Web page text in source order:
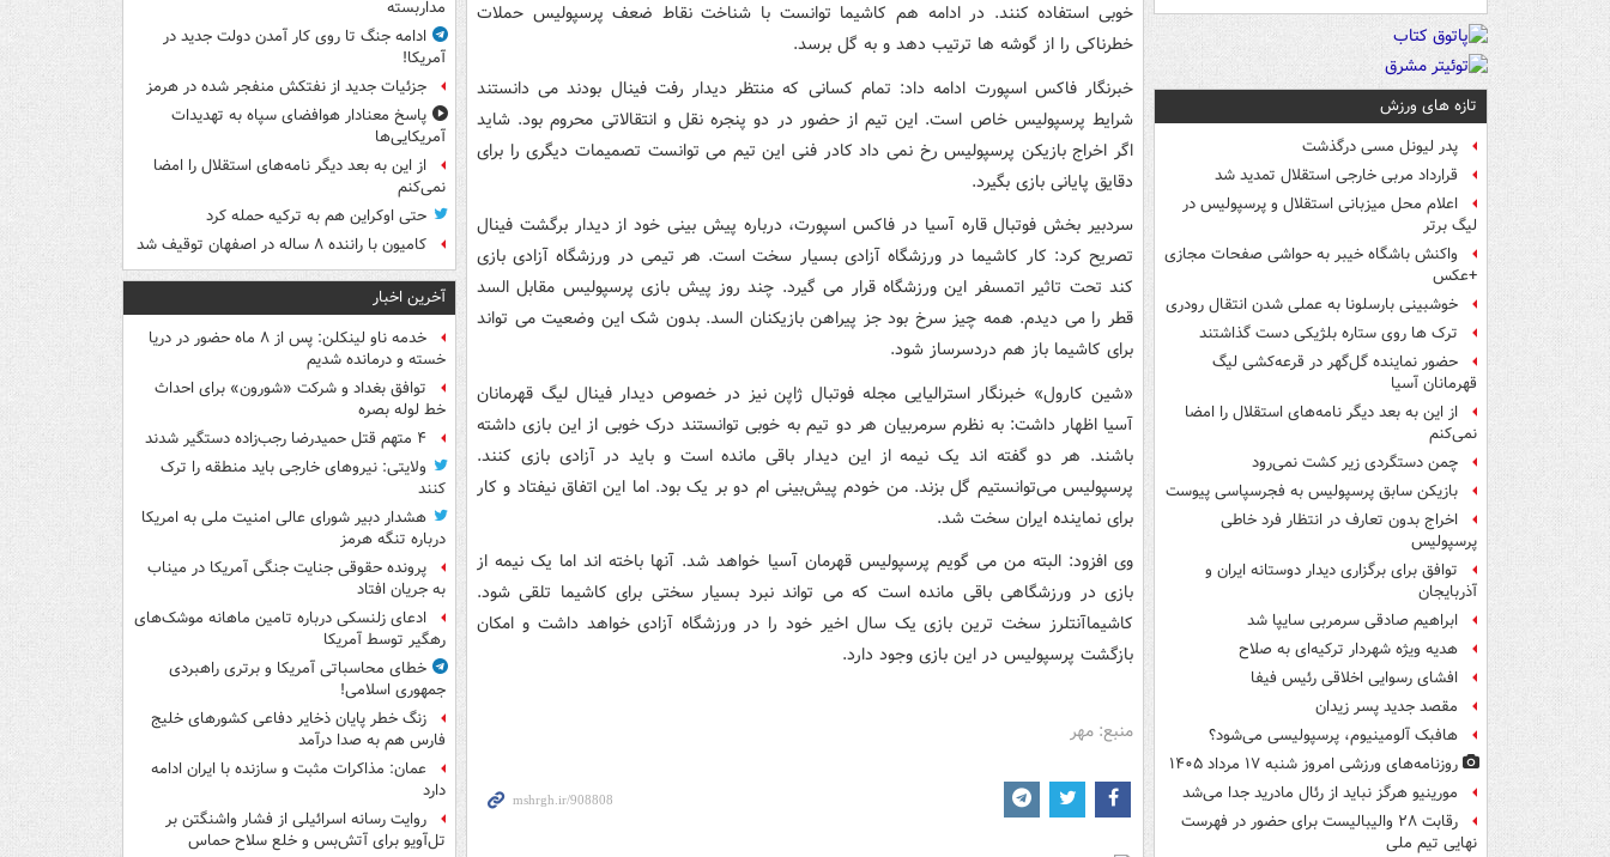
تازه های ورزش
پدر لیونل مسی درگذشت
قرارداد مربی خارجی استقلال تمدید شد
اعلام محل میزبانی استقلال و پرسپولیس در
لیگ برتر
واکنش باشگاه خیبر به حواشی صفحات مجازی
+عکس
خوشبینی بارسلونا به عملی شدن انتقال رودری
ترک ها روی ستاره بلژیکی دست گذاشتند
حضور نماینده گل‌گهر در قرعه‌کشی لیگ
قهرمانان آسیا
از این به بعد دیگر نامه‌های استقلال را امضا
نمی‌کنم
چمن دستگردی زیر کشت نمی‌رود
بازیکن سابق پرسپولیس به فجرسپاسی پیوست
اخراج بدون تعارف در انتظار فرد خاطی
پرسپولیس
توافق برای برگزاری دیدار دوستانه ایران و
آذربایجان
ابراهیم صادقی سرمربی سایپا شد
هدیه ویژه شهردار ترکیه‌ای به صلاح
افشای رسوایی اخلاقی رئیس فیفا
مقصد جدید پسر زیدان
هافبک آلومینیوم، پرسپولیسی می‌شود؟
روزنامه‌های ورزشی امروز ‌شنبه ۱۷ مرداد ۱۴۰۵
مورینیو هرگز نباید از رئال مادرید جدا می‌شد
رقابت ۲۸ والیبالیست برای حضور در فهرست
نهایی تیم ملی
خوبی استفاده کنند. در ادامه هم کاشیما توانست با شناخت نقاط ضعف پرسپولیس حملات
خطرناکی را از گوشه ها ترتیب دهد و به گل برسد.
خبرنگار فاکس اسپورت ادامه داد: تمام کسانی که منتظر دیدار رفت فینال بودند می دانستند
شرایط پرسپولیس خاص است. این تیم از حضور در دو پنجره نقل و انتقالاتی محروم بود. شاید
اگر اخراج بازیکن پرسپولیس رخ نمی داد کادر فنی این تیم می توانست تصمیمات دیگری را برای
دقایق پایانی بازی بگیرد.
سردبیر بخش فوتبال قاره آسیا در فاکس اسپورت، درباره پیش بینی خود از دیدار برگشت فینال
تصریح کرد: کار کاشیما در ورزشگاه آزادی بسیار سخت است. هر تیمی در ورزشگاه آزادی بازی
کند تحت تاثیر اتمسفر این ورزشگاه قرار می گیرد. چند روز پیش بازی پرسپولیس مقابل السد
قطر را می دیدم. همه چیز سرخ بود جز پیراهن بازیکنان السد. بدون شک این وضعیت می تواند
برای کاشیما باز هم دردسرساز شود.
«شین کارول» خبرنگار استرالیایی مجله فوتبال ژاپن نیز در خصوص دیدار فینال لیگ قهرمانان
آسیا اظهار داشت: به نظرم سرمربیان هر دو تیم به خوبی توانستند درک خوبی از این بازی داشته
باشند. هر دو گفته اند یک نیمه از این دیدار باقی مانده است و باید در آزادی بازی کنند.
پرسپولیس می‌توانستیم گل بزند. من خودم پیش‌بینی ام دو بر یک بود. اما این اتفاق نیفتاد و کار
برای نماینده ایران سخت شد.
وی افزود: البته من می گویم پرسپولیس قهرمان آسیا خواهد شد. آنها باخته اند اما یک نیمه از
بازی در ورزشگاهی باقی مانده است که می تواند نبرد بسیار سختی برای کاشیما تلقی شود.
کاشیماآنتلرز سخت ترین بازی یک سال اخیر خود را در ورزشگاه آزادی خواهد داشت و امکان
بازگشت پرسپولیس در این بازی وجود دارد.
منبع: مهر
مداربسته
ادامه جنگ تا روی کار آمدن دولت جدید در
آمریکا!
جزئیات جدید از نفتکش منفجر شده در هرمز
پاسخ معنادار هوافضای سپاه به تهدیدات
آمریکایی‌ها
از این به بعد دیگر نامه‌های استقلال را امضا
نمی‌کنم
حتی اوکراین هم به ترکیه حمله کرد
کامیون با راننده ۸ ساله در اصفهان توقیف شد
آخرین اخبار
خدمه ناو لینکلن: پس از ۸ ماه حضور در دریا
خسته و درمانده‌ شدیم
توافق بغداد و شرکت «شورون» برای احداث
خط لوله بصره
۴ متهم قتل حمیدرضا رجب‌زاده دستگیر شدند
ولایتی: نیروهای خارجی باید منطقه را ترک
کنند
هشدار دبیر شورای عالی امنیت ملی به امریکا
درباره تنگه هرمز
پرونده حقوقی جنایت جنگی آمریکا در میناب
به جریان افتاد
ادعای زلنسکی درباره تامین ماهانه موشک‌های
رهگیر توسط آمریکا
خطای محاسباتی آمریکا و برتری راهبردی
جمهوری اسلامی!
زنگ خطر پایان ذخایر دفاعی کشورهای خلیج
فارس هم به صدا درآمد
عمان: مذاکرات مثبت و سازنده با ایران ادامه
دارد
روایت رسانه اسرائیلی از فشار واشنگتن بر
تل‌آویو برای آتش‌بس و خلع سلاح حماس